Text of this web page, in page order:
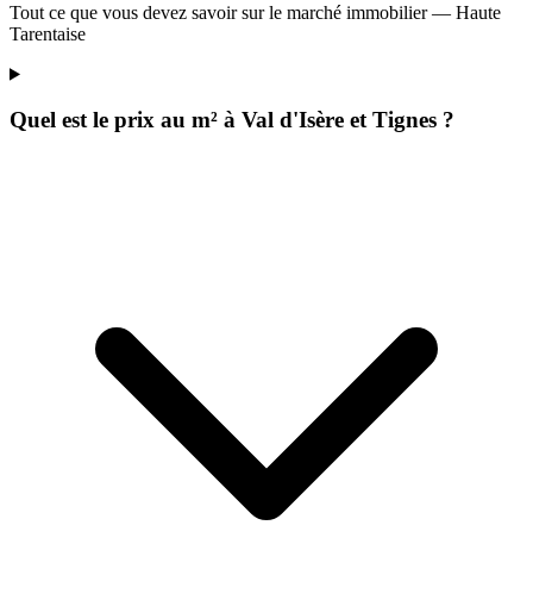
Tout ce que vous devez savoir sur le marché immobilier — Haute
Tarentaise
Quel est le prix au m² à Val d'Isère et Tignes ?